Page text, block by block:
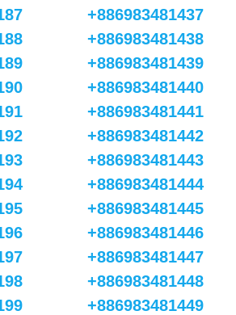
+886983481437
+886983481438
+886983481439
+886983481440
+886983481441
+886983481442
+886983481443
+886983481444
+886983481445
+886983481446
+886983481447
+886983481448
+886983481449